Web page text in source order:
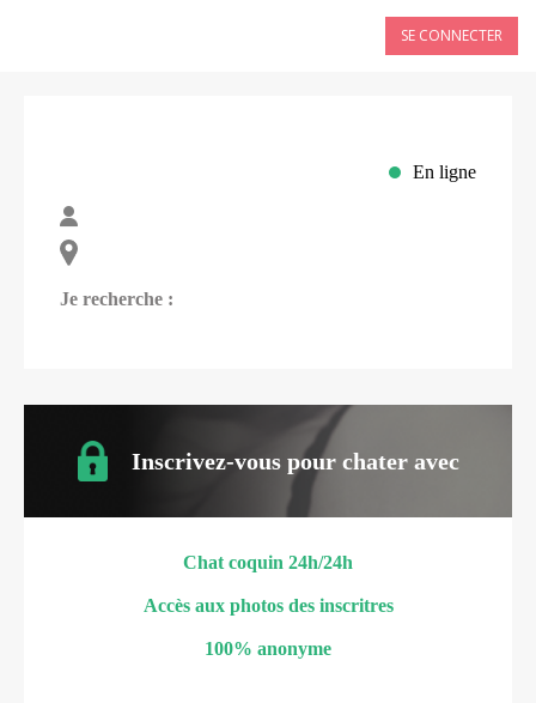
SE CONNECTER
En ligne
Je recherche :
Inscrivez-vous pour chater avec
Chat coquin 24h/24h
Accès aux photos des inscritres
100% anonyme